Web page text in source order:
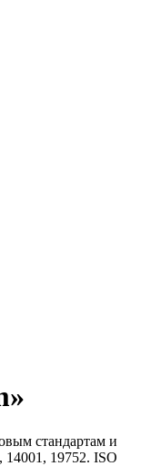
стандартам и
14001, 19752. ISO